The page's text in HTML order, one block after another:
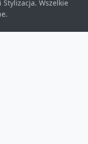
Stylizacja. Wszelkie